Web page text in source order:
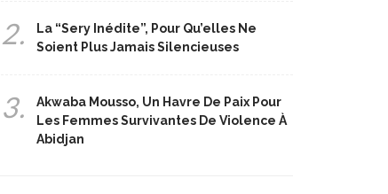
2.
La “Sery Inédite”, Pour Qu’elles Ne
Soient Plus Jamais Silencieuses
3.
Akwaba Mousso, Un Havre De Paix Pour
Les Femmes Survivantes De Violence À
Abidjan